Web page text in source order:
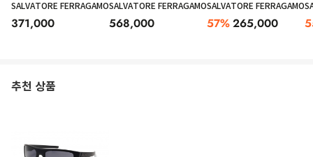
SALVATORE FERRAGAMO
371,000
SALVATORE FERRAGAMO
568,000
SALVATORE FERRAGAMO
57%265,000
추천 상품